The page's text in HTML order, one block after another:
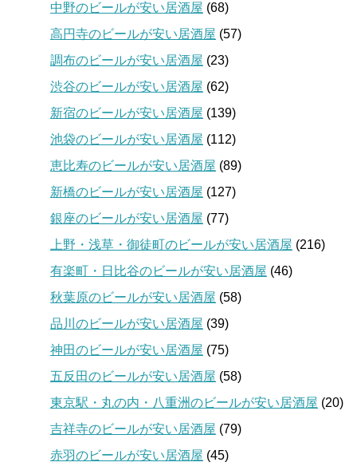
中野のビールが安い居酒屋 (68)
高円寺のビールが安い居酒屋 (57)
調布のビールが安い居酒屋 (23)
渋谷のビールが安い居酒屋 (62)
新宿のビールが安い居酒屋 (139)
池袋のビールが安い居酒屋 (112)
恵比寿のビールが安い居酒屋 (89)
新橋のビールが安い居酒屋 (127)
銀座のビールが安い居酒屋 (77)
上野・浅草・御徒町のビールが安い居酒屋 (216)
有楽町・日比谷のビールが安い居酒屋 (46)
秋葉原のビールが安い居酒屋 (58)
品川のビールが安い居酒屋 (39)
神田のビールが安い居酒屋 (75)
五反田のビールが安い居酒屋 (58)
東京駅・丸の内・八重洲のビールが安い居酒屋 (20)
吉祥寺のビールが安い居酒屋 (79)
赤羽のビールが安い居酒屋 (45)